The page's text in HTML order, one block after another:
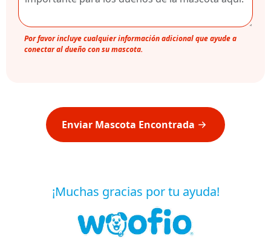
Por favor incluye cualquier información adicional que ayude a
conectar al dueño con su mascota.
Enviar Mascota Encontrada
¡Muchas gracias por tu ayuda!